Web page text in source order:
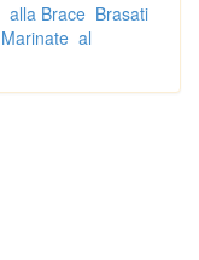
alla Brace Brasati
Marinate al